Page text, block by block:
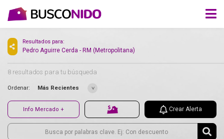
Resultados para:
Pedro Aguirre Cerda - RM (Metropolitana)
8 resultados para tu búsqueda
Ordenar: Más Recientes
Info Mercado + Crear Alerta